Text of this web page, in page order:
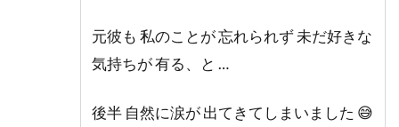
元彼も 私のことが 忘れられず 未だ好きな
気持ちが 有る、と …
後半 自然に涙が 出てきてしまいました 😅